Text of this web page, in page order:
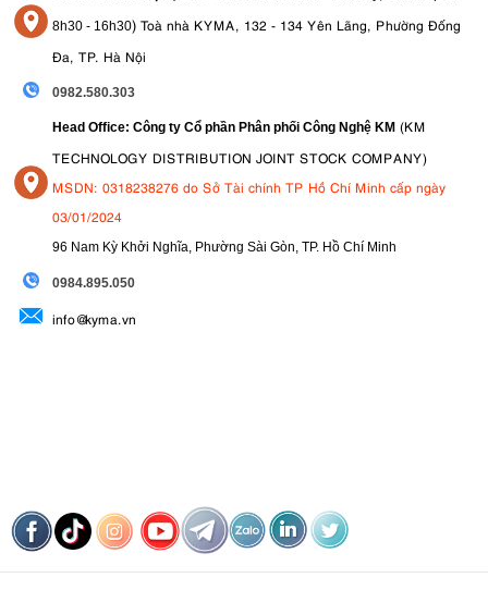
8h30 - 16h30) Toà nhà KYMA, 132 - 134 Yên Lãng, Phường Đống
Đa, TP. Hà Nội
0982.580.303
Head Office: Công ty Cổ phần Phân phối Công Nghệ KM (KM
TECHNOLOGY DISTRIBUTION JOINT STOCK COMPANY)
MSDN: 0318238276 do Sở Tài chính TP Hồ Chí Minh cấp ngày
03/01/2024
96 Nam Kỳ Khởi Nghĩa, Phường Sài Gòn, TP. Hồ Chí Minh
0984.895.050
info@kyma.vn